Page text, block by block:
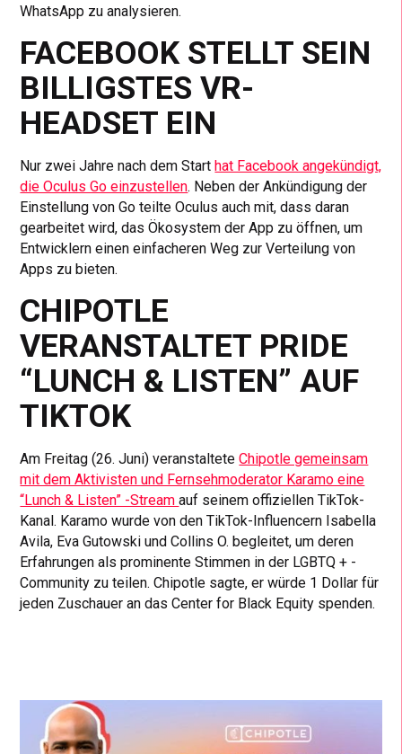
WhatsApp zu analysieren.
FACEBOOK STELLT SEIN
BILLIGSTES VR-
HEADSET EIN
Nur zwei Jahre nach dem Starthat Facebook angekündigt,
die Oculus Go einzustellen. Neben der Ankündigung der
Einstellung von Go teilte Oculus auch mit, dass daran
gearbeitet wird, das Ökosystem der App zu öffnen, um
Entwicklern einen einfacheren Weg zur Verteilung von
Apps zu bieten.
CHIPOTLE
VERANSTALTET PRIDE
“LUNCH & LISTEN” AUF
TIKTOK
Am Freitag (26. Juni) veranstalteteChipotle gemeinsam
mit dem Aktivisten und Fernsehmoderator Karamo eine
“Lunch & Listen” -Streamauf seinem offiziellen TikTok-
Kanal. Karamo wurde von den TikTok-Influencern Isabella
Avila, Eva Gutowski und Collins O. begleitet, um deren
Erfahrungen als prominente Stimmen in der LGBTQ + -
Community zu teilen. Chipotle sagte, er würde 1 Dollar für
jeden Zuschauer an das Center for Black Equity spenden.